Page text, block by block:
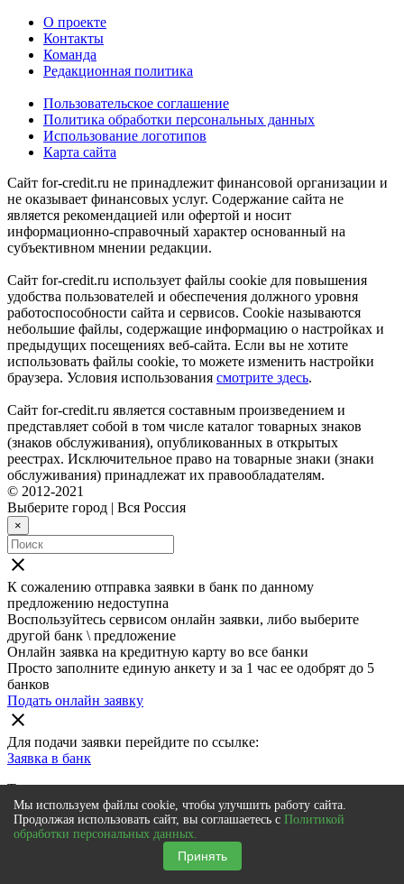
О проекте
Контакты
Команда
Редакционная политика
Пользовательское соглашение
Политика обработки персональных данных
Использование логотипов
Карта сайта
Сайт for-credit.ru не принадлежит финансовой организации и
не оказывает финансовых услуг. Содержание сайта не
является рекомендацией или офертой и носит
информационно-справочный характер основанный на
субъективном мнении редакции.
Сайт for-credit.ru использует файлы cookie для повышения
удобства пользователей и обеспечения должного уровня
работоспособности сайта и сервисов. Cookie называются
небольшие файлы, содержащие информацию о настройках и
предыдущих посещениях веб-сайта. Если вы не хотите
использовать файлы cookie, то можете изменить настройки
браузера. Условия использования смотрите здесь.
Сайт for-credit.ru является составным произведением и
представляет собой в том числе каталог товарных знаков
(знаков обслуживания), опубликованных в открытых
реестрах. Исключительное право на товарные знаки (знаки
обслуживания) принадлежат их правообладателям.
© 2012-2021
Выберите город | Вся Россия
×
close
К сожалению отправка заявки в банк по данному
предложению недоступна
Воспользуйтесь сервисом онлайн заявки, либо выберите
другой банк \ предложение
Онлайн заявка на кредитную карту во все банки
Просто заполните единую анкету и за 1 час ее одобрят до 5
банков
Подать онлайн заявку
close
Для подачи заявки перейдите по ссылке:
Заявка в банк
Также мы рекомендуем
Онлайн заявка на кредитную карту во все банки
Просто заполните единую анкету и за 1 час ее одобрят до 5
Мы используем файлы cookie, чтобы улучшить работу сайта.
Продолжая использовать сайт, вы соглашаетесь с Политикой
обработки персональных данных.
Принять